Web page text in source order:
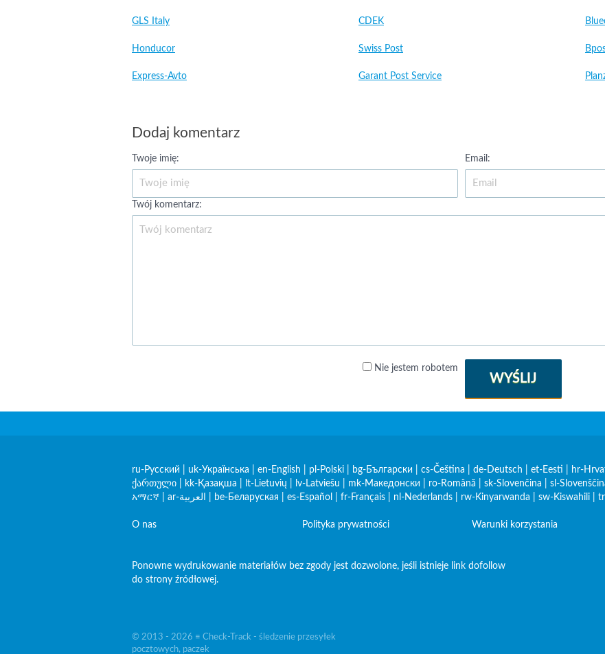
GLS Italy CDEK
Honducor Swiss Post
Express-Avto Garant Post Service
Dodaj komentarz
Twoje imię: Email:
Twój komentarz:
Nie jestem robotem
WYŚLIJ
ru-Русский uk-Українська en-English pl-Polski bg-Български cs-Čeština de-Deutsch et-Eesti hr-
ქართული
kk-Қазақша lt-Lietuvių lv-Latviešu mk-Македонски ro-Română sk-Slovenčina sl-
አማርኛ
ar-العربية be-Беларуская es-Español fr-Français nl-Nederlands rw-Kinyarwanda sw-Kiswahili
O nas Polityka prywatności Warunki korzystania
Ponowne wydrukowanie materiałów bez zgody jest dozwolone, jeśli istnieje link dofollow
do strony źródłowej.
© 2013 - 2026 ≡ Check-Track - śledzenie przesyłek
pocztowych, paczek